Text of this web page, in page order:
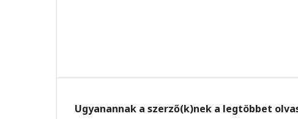
Ugyanannak a szerző(k)nek a legtöbbet